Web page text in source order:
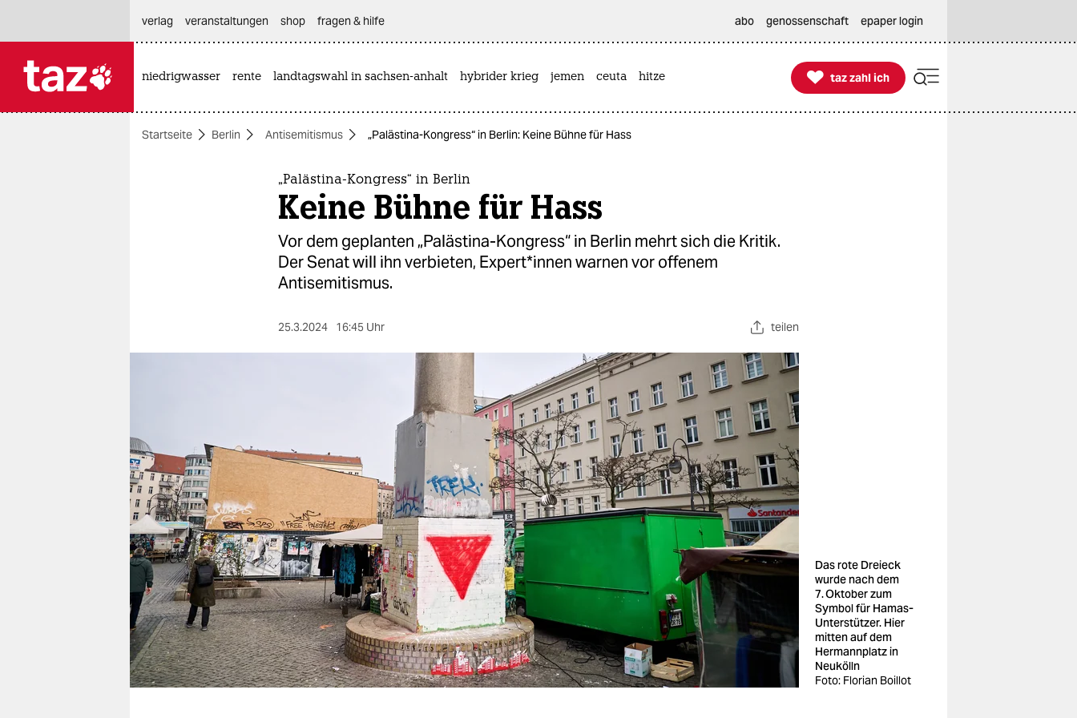
themen
verlag
verlag
veranstaltungen
shop
fragen & hilfe
unterstützen
abo
genossenschaft
verlag
veranstaltungen shop fragen & hilfe abo genossenschaft epaper login
niedrigwasser rente landtagswahl in sachsen-anhalt hybrider krieg jemen ceuta hitze 
taz zahl ich
taz zahl ich
Startseite Berlin Antisemitismus „Palästina-Kongress“ in Berlin: Keine Bühne für Hass
„Palästina-Kongress“ in Berlin
Keine Bühne für Hass
Vor dem geplanten „Palästina-Kongress“ in Berlin mehrt sich die Kritik.
Der Senat will ihn verbieten, Ex­per­t*in­nen warnen vor offenem
Antisemitismus.
25.3.2024 16:45 Uhr teilen
Das rote Dreieck
wurde nach dem
7. Oktober zum
Symbol für Hamas-
Unterstützer. Hier
mitten auf dem
Hermannplatz in
Neukölln
Foto: Florian Boillot